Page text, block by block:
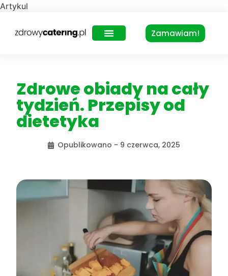
Artykul
Zamawiam!
Zdrowe obiady na cały
tydzień. Przepisy od
dietetyka
Opublikowano - 9 czerwca, 2025